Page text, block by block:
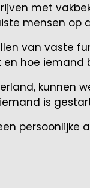
met
mensen op
van vaste
hoe
kunnen
is